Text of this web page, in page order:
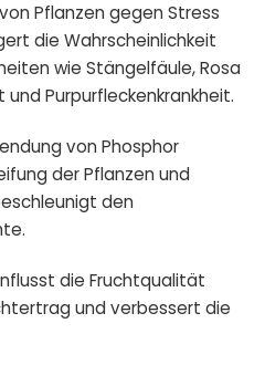
Pflanzen gegen Stress
die Wahrscheinlichkeit
wie Stängelfäule, Rosa
und Purpurfleckenkrankheit.
von Phosphor
der Pflanzen und
den
die Fruchtqualität
und verbessert die